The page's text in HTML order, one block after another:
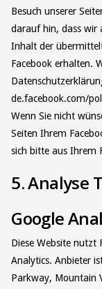
Besuch unserer
darauf hin, dass wir
Inhalt der
Facebook erhalten.
de.facebook.com/
Wenn Sie nicht
Seiten Ihrem
sich bitte aus Ihrem
5. Analyse
Google
Diese Website nutzt
Analytics. Anbieter
Parkway, Mountain